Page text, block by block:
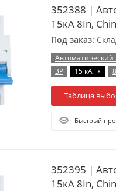
352388 |
15кА 8In,
Под заказ:
3P
15 кА x
Таблица
Быстрый
352395 |
15кА 8In,